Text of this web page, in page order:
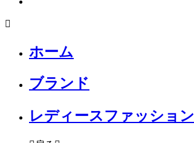

ホーム
ブランド
レディースファッション